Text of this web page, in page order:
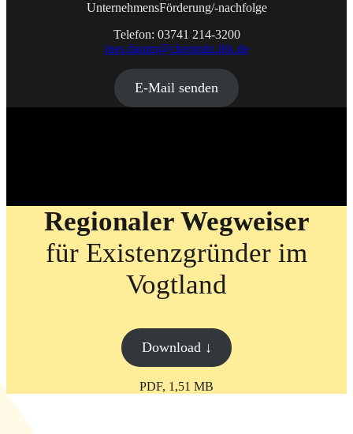
UnternehmensFörderung/-nachfolge
Telefon: 03741 214-3200
ines.damm@chemnitz.ihk.de
E-Mail senden
Regionaler Wegweiser
für Existenzgründer im
Vogtland
Download ↓
PDF, 1,51 MB